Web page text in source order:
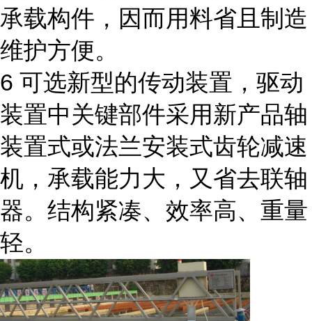
承载构件，因而用料省且制造
维护方便。
6 可选新型的传动装置，驱动
装置中关键部件采用新产品轴
装置式或法兰安装式齿轮减速
机，承载能力大，又省去联轴
器。结构紧凑、效率高、重量
轻。